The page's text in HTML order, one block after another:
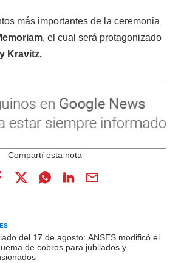
más importantes de la ceremonia
, el cual será protagonizado
Kravitz.
del 17 de agosto: ANSES modificó el
de cobros para jubilados y